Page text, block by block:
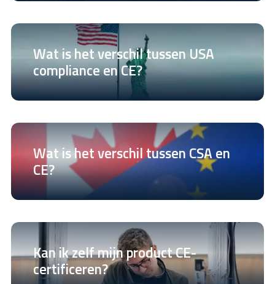
Wat is het verschil tussen USA
compliance en CE?
Wat is het verschil tussen CSA en
CE?
Kan ik zelf mijn product CE-
certificeren?